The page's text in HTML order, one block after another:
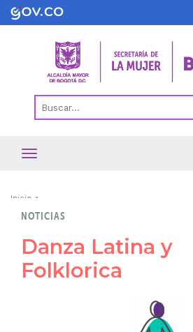
Pasar
al
Ruta
de
navegación
Inicio
NOTICIAS
Danza Latina y
Folklorica